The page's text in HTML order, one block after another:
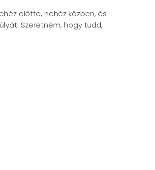
előtte, nehéz közben, és
Szeretném, hogy tudd,